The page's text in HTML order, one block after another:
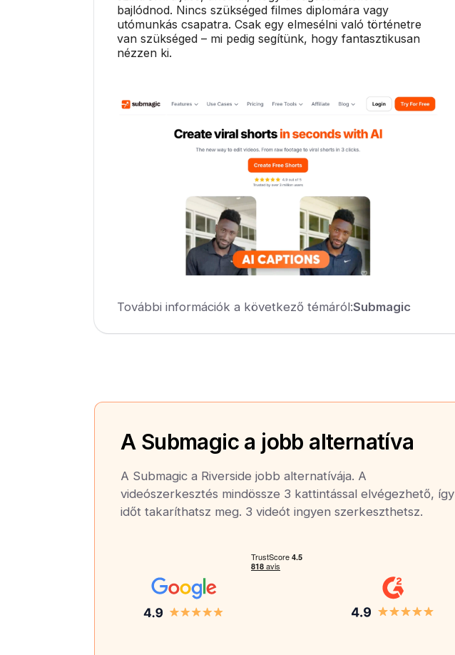
bajlódnod. Nincs szükséged filmes diplomára vagy
utómunkás csapatra. Csak egy elmesélni való történetre
van szükséged – mi pedig segítünk, hogy fantasztikusan
nézzen ki.
További információk a következő témáról:Submagic
A Submagic a jobb alternatíva
A Submagic a Riverside jobb alternatívája. A
videószerkesztés mindössze 3 kattintással elvégezhető, így
időt takaríthatsz meg. 3 videót ingyen szerkeszthetsz.